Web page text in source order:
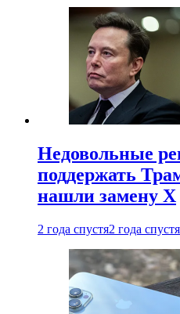
Недовольные
поддержать
нашли замену X
2 года спустя2 года спустя